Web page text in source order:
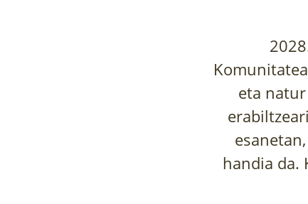
eta
handia da.